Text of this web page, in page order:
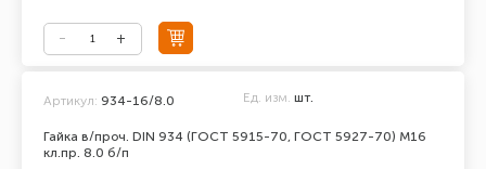
Гайка в/проч. DIN 934 (ГОСТ 5915-70, ГОСТ 5927-70) М16
кл.пр. 8.0 б/п
Артикул: 934-16/8.0 Ед. изм. шт.